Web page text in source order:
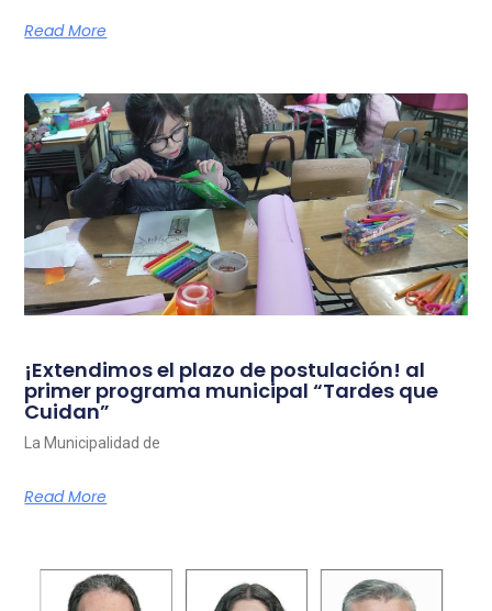
Read More
¡Extendimos el plazo de postulación! al
primer programa municipal “Tardes que
Cuidan”
La Municipalidad de
Read More